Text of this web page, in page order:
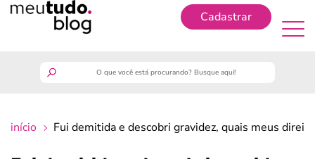
Cadastrar
início Fui demitida e descobri gravidez, quais meus